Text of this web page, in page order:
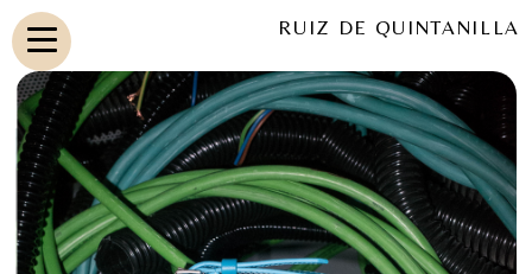
RUIZ DE QUINTANILLA